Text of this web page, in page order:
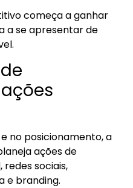
começa a ganhar
a se apresentar de
no posicionamento, a
ações de
sociais,
e branding.